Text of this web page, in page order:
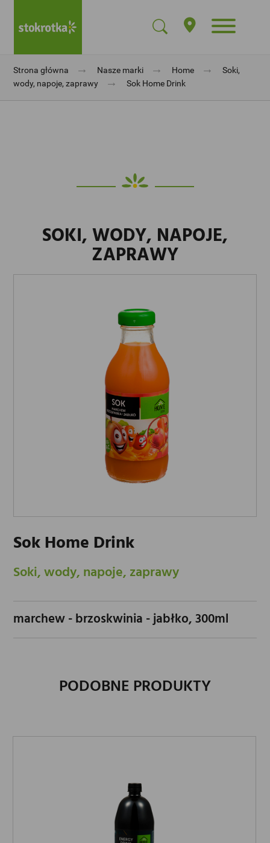
Strona główna → Nasze marki → Home →
Soki,
wody, napoje, zaprawy
→ Sok Home Drink
SOKI, WODY, NAPOJE,
ZAPRAWY
Sok Home Drink
Soki, wody, napoje, zaprawy
marchew - brzoskwinia - jabłko, 300ml
PODOBNE PRODUKTY